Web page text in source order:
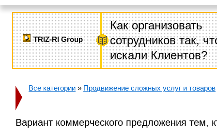
TRIZ-RI Group
Как организовать
сотрудников так,
искали Клиентов?
Все категории » Продвижение сложных услуг и товаров
Вариант коммерческого предложения тем,